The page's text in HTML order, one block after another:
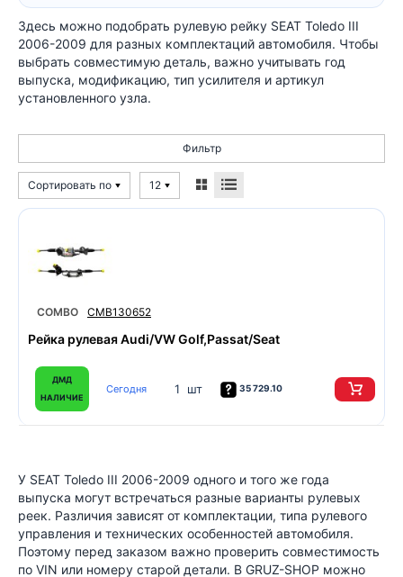
Здесь можно подобрать рулевую рейку SEAT Toledo III
2006-2009 для разных комплектаций автомобиля. Чтобы
выбрать совместимую деталь, важно учитывать год
выпуска, модификацию, тип усилителя и артикул
установленного узла.
Фильтр
Сортировать по 12
COMBO CMB130652
Рейка рулевая Audi/VW Golf,Passat/Seat
ДМД
НАЛИЧИЕ
Сегодня 1 шт 35 729.10
У SEAT Toledo III 2006-2009 одного и того же года
выпуска могут встречаться разные варианты рулевых
реек. Различия зависят от комплектации, типа рулевого
управления и технических особенностей автомобиля.
Поэтому перед заказом важно проверить совместимость
по VIN или номеру старой детали. В GRUZ-SHOP можно